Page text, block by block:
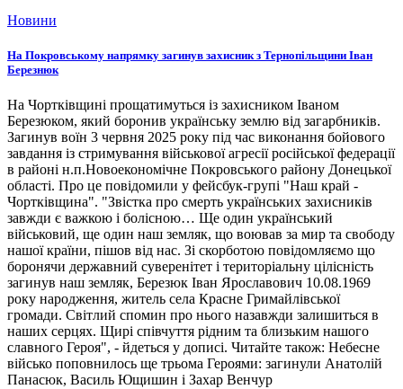
Новини
На Покровському напрямку загинув захисник з Тернопільщини Іван
Березнюк
На Чортківщині прощатимуться із захисником Іваном
Березюком, який боронив українську землю від загарбників.
Загинув воїн 3 червня 2025 року під час виконання бойового
завдання із стримування військової агресії російської федерації
в районі н.п.Новоекономічне Покровського району Донецької
області. Про це повідомили у фейсбук-групі "Наш край -
Чортківщина". "Звістка про смерть українських захисників
завжди є важкою і болісною… Ще один український
військовий, ще один наш земляк, що воював за мир та свободу
нашої країни, пішов від нас. Зі скорботою повідомляємо що
боронячи державний суверенітет і територіальну цілісність
загинув наш земляк, Березюк Іван Ярославович 10.08.1969
року народження, житель села Красне Гримайлівської
громади. Світлий спомин про нього назавжди залишиться в
наших серцях. Щирі співчуття рідним та близьким нашого
славного Героя", - йдеться у дописі. Читайте також: Небесне
військо поповнилось ще трьома Героями: загинули Анатолій
Панасюк, Василь Ющишин і Захар Венчур